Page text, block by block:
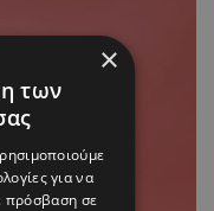
×
των
για να
πρόσβαση σε